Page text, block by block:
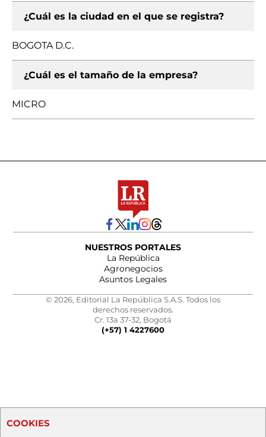
¿Cuál es la ciudad en el que se registra?
BOGOTA D.C.
¿Cuál es el tamaño de la empresa?
MICRO
NUESTROS PORTALES
La República
Agronegocios
Asuntos Legales
© 2026, Editorial La República S.A.S. Todos los
derechos reservados.
Cr. 13a 37-32, Bogotá
(+57) 1 4227600
COOKIES